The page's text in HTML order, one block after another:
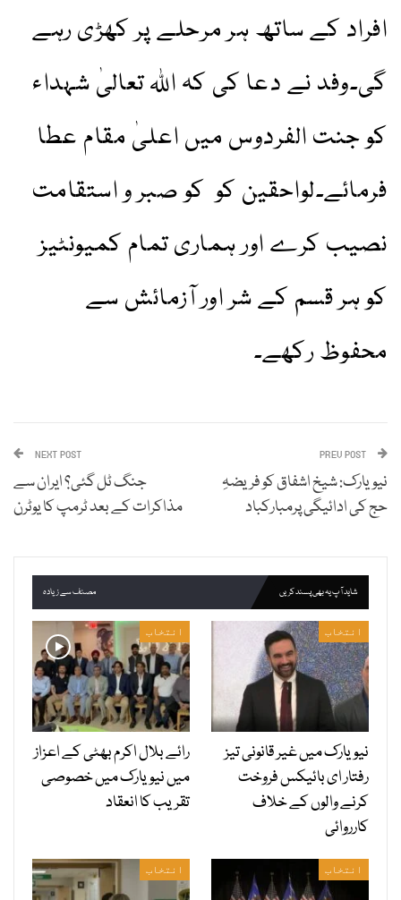
افراد کے ساتھ ہر مرحلے پر کھڑی رہے
گی۔وفد نے دعا کی کہ اللہ تعالیٰ شہداء
کو جنت الفردوس میں اعلیٰ مقام عطا
فرمائے۔لواحقین کو کو صبر و استقامت
نصیب کرے اور ہماری تمام کمیونٹیز
کو ہر قسم کے شر اور آزمائش سے
محفوظ رکھے۔
نیویارک: شیخ اشفاق کو فریضہِ
حج کی ادائیگی پرمبارکباد
NEXT POST
جنگ ٹل گئی؟ ایران سے
مذاکرات کے بعد ٹرمپ کا یوٹرن
شاید آپ یہ بھی پسند کریں مصنف سے زیادہ
انتخاب
نیویارک میں غیر قانونی تیز
رفتار ای بائیکس فروخت
کرنے والوں کے خلاف
کارروائی
انتخاب
رائے بلال اکرم بھٹی کے اعزاز
میں نیویارک میں خصوصی
تقریب کا انعقاد
انتخاب انتخاب